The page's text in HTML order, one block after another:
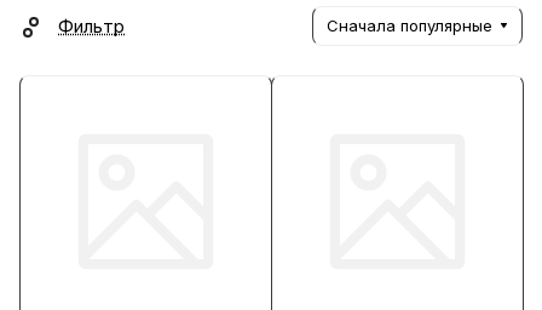
Фильтр Сначала популярные